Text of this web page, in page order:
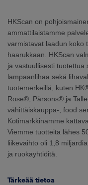
HKScan on
ammattilaistamme
varmistavat laadun koko
haarukkaan. HKScan
ja vastuullisesti tuotettua
lampaanlihaa sekä
tuotemerkeillä, kuten
Rose®, Pärsons® ja
vähittäiskauppa-, food
Kotimarkkinamme
Viemme tuotteita lähes
liikevaihto oli 1,8
ja ruokayhtiöitä.
Tärkeää tietoa